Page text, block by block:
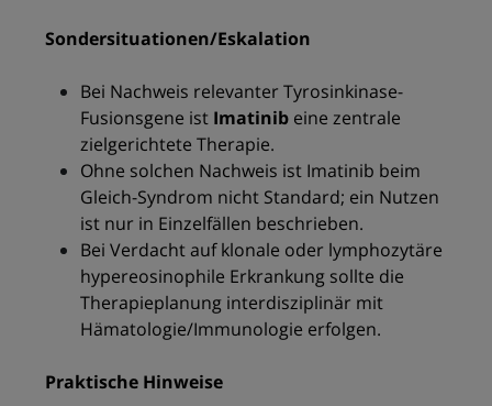
Sondersituationen/Eskalation
Bei Nachweis relevanter Tyrosinkinase-
Fusionsgene ist Imatinibeine zentrale
zielgerichtete Therapie.
Ohne solchen Nachweis ist Imatinib beim
Gleich-Syndrom nicht Standard; ein Nutzen
ist nur in Einzelfällen beschrieben.
Bei Verdacht auf klonale oder lymphozytäre
hypereosinophile Erkrankung sollte die
Therapieplanung interdisziplinär mit
Hämatologie/Immunologie erfolgen.
Praktische Hinweise